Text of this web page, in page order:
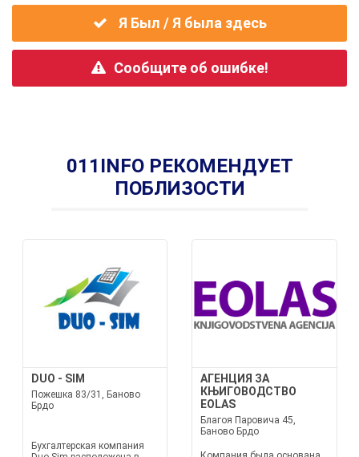
Я Был / Я была здесь
Сообщите об ошибке!
011INFO РЕКОМЕНДУЕТ
ПОБЛИЗОСТИ
DUO - SIM
Пожешка 83/31, Баново
Брдо
Бухгалтерская компания
АГЕНЦИЯ ЗА
КЊИГОВОДСТВО
EOLAS
Благоя Паровича 45,
Баново Брдо